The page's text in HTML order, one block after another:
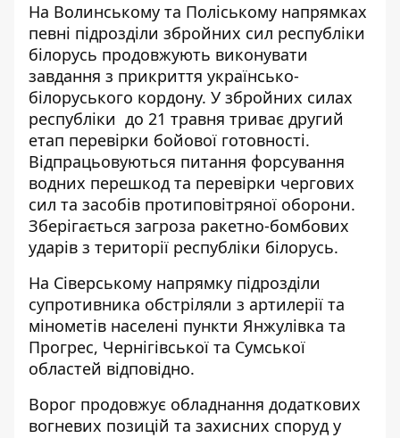
На Волинському та Поліському напрямках
певні підрозділи збройних сил республіки
білорусь продовжують виконувати
завдання з прикриття українсько-
білоруського кордону. У збройних силах
республіки до 21 травня триває другий
етап перевірки бойової готовності.
Відпрацьовуються питання форсування
водних перешкод та перевірки чергових
сил та засобів протиповітряної оборони.
Зберігається загроза ракетно-бомбових
ударів з території республіки білорусь.
На Сіверському напрямку підрозділи
супротивника обстріляли з артилерії та
мінометів населені пункти Янжулівка та
Прогрес, Чернігівської та Сумської
областей відповідно.
Ворог продовжує обладнання додаткових
вогневих позицій та захисних споруд у